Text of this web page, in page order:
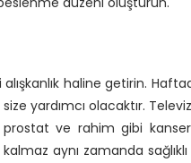
haline getirin.
yardımcı olacaktır.
ve rahim gibi
aynı zamanda